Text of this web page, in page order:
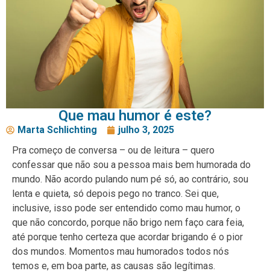
Que mau humor é este?
Marta Schlichting
julho 3, 2025
Pra começo de conversa – ou de leitura – quero
confessar que não sou a pessoa mais bem humorada do
mundo. Não acordo pulando num pé só, ao contrário, sou
lenta e quieta, só depois pego no tranco. Sei que,
inclusive, isso pode ser entendido como mau humor, o
que não concordo, porque não brigo nem faço cara feia,
até porque tenho certeza que acordar brigando é o pior
dos mundos. Momentos mau humorados todos nós
temos e, em boa parte, as causas são legítimas.